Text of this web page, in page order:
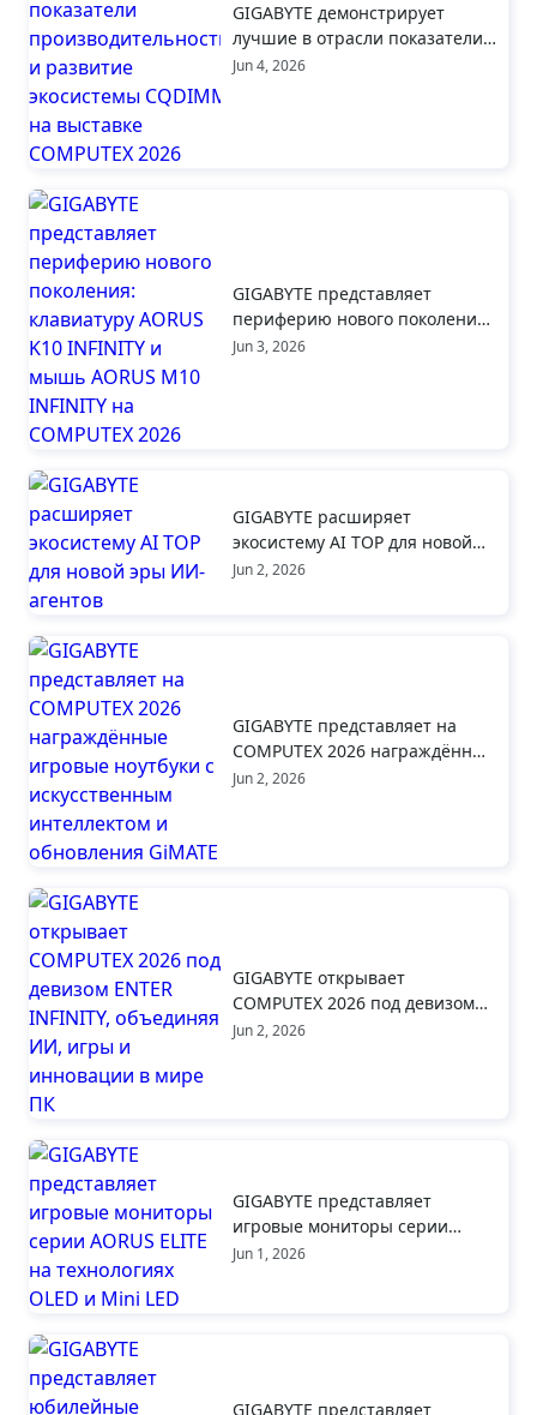
GIGABYTE демонстрирует
лучшие в отрасли показатели
производительности и
Jun 4, 2026
GIGABYTE представляет
периферию нового поколения:
клавиатуру AORUS K10
Jun 3, 2026
GIGABYTE расширяет
экосистему AI TOP для новой
эры ИИ-агентов
Jun 2, 2026
GIGABYTE представляет на
COMPUTEX 2026 награждённые
игровые ноутбуки с
Jun 2, 2026
GIGABYTE открывает
COMPUTEX 2026 под девизом
ENTER INFINITY, объединяя
Jun 2, 2026
GIGABYTE представляет
игровые мониторы серии
AORUS ELITE на технологиях
Jun 1, 2026
GIGABYTE представляет